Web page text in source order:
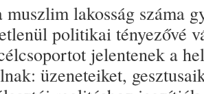
lakosság száma
politikai tényezővé
jelentenek a
üzeneteiket,